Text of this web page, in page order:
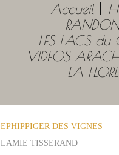
Accueil
LES LACS du
VIDEOS
LA
EPHIPPIGER DES VIGNES
LAMIE TISSERAND